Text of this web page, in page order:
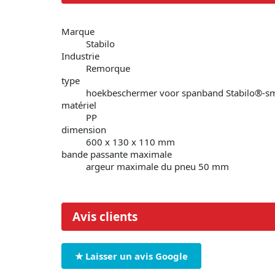
Marque
Stabilo
Industrie
Remorque
type
hoekbeschermer voor spanband Stabilo®-
matériel
PP
dimension
600 x 130 x 110 mm
bande passante maximale
argeur maximale du pneu 50 mm
Avis clients
★ Laisser un avis Google